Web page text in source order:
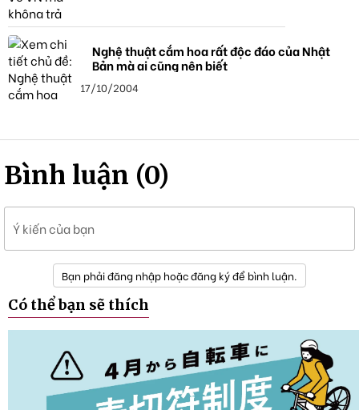
Nghệ thuật cắm hoa rất độc đáo của Nhật
Bản mà ai cũng nên biết
17/10/2004
Bình luận (0)
Ý kiến của bạn
Bạn phải đăng nhập hoặc đăng ký để bình luận.
Có thể bạn sẽ thích